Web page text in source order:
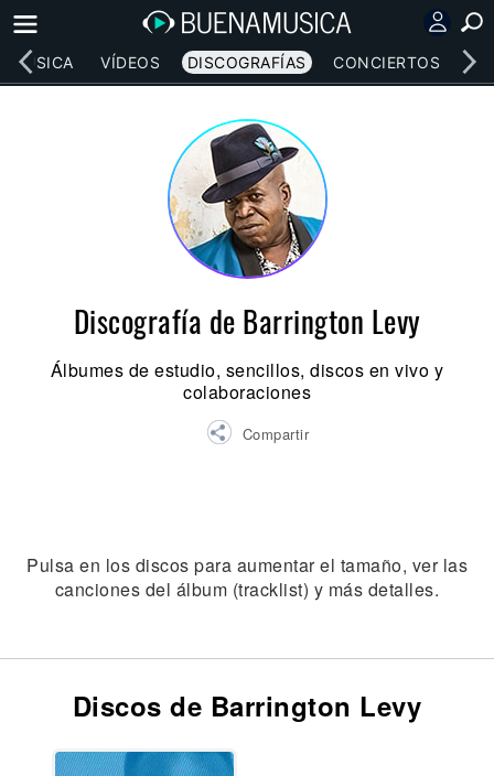
MÚSICA VÍDEOS DISCOGRAFÍAS CONCIERTOS
Discografía de Barrington Levy
Álbumes de estudio, sencillos, discos en vivo y
colaboraciones
Compartir
Pulsa en los discos para aumentar el tamaño, ver las
canciones del álbum (tracklist) y más detalles.
Discos de Barrington Levy